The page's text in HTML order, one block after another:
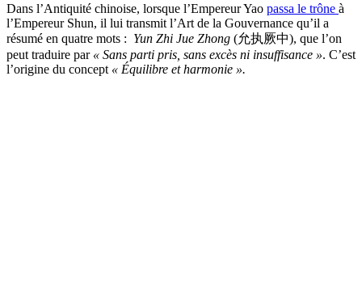
Dans l’Antiquité chinoise, lorsque l’Empereur Yao passa le trône à
l’Empereur Shun, il lui transmit l’Art de la Gouvernance qu’il a
résumé en quatre mots : Yun Zhi Jue Zhong (允执厥中), que l’on
peut traduire par « Sans parti pris, sans excès ni insuffisance ». C’est
l’origine du concept « Équilibre et harmonie ».